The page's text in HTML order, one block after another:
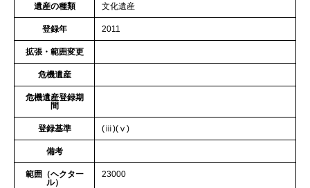
遺産の種類 文化遺産
登録年 2011
拡張・範囲変更
危機遺産
危機遺産登録期
間
登録基準 (ⅲ)(ⅴ)
備考
範囲（ヘクター
ル）
23000